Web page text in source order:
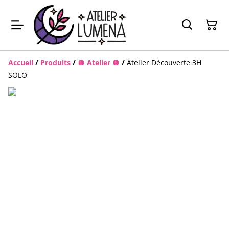
Accueil / Produits / 🪩 Atelier 🪩 / Atelier Découverte 3H
SOLO